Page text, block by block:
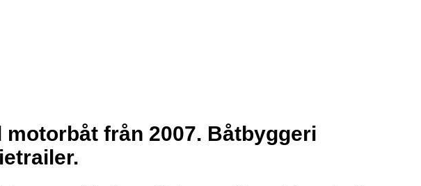
från 2007. Båtbyggeri